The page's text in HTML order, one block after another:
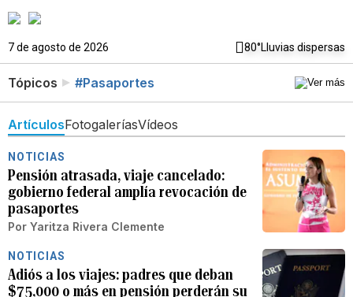
7 de agosto de 2026 80°Lluvias dispersas
Tópicos #Pasaportes
ArtículosFotogaleríasVídeos
NOTICIAS
Pensión atrasada, viaje cancelado:
gobierno federal amplía revocación de
pasaportes
Por Yaritza Rivera Clemente
NOTICIAS
Adiós a los viajes: padres que deban
$75,000 o más en pensión perderán su